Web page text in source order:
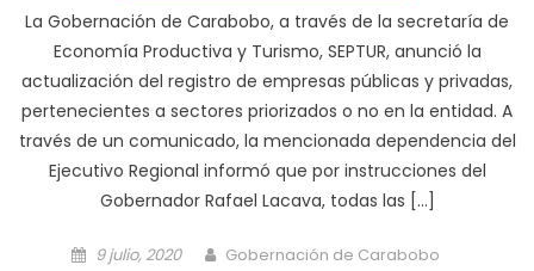
La Gobernación de Carabobo, a través de la secretaría de
Economía Productiva y Turismo, SEPTUR, anunció la
actualización del registro de empresas públicas y privadas,
pertenecientes a sectores priorizados o no en la entidad. A
través de un comunicado, la mencionada dependencia del
Ejecutivo Regional informó que por instrucciones del
Gobernador Rafael Lacava, todas las […]
Posted on
9 julio, 2020 Author
Gobernación de Carabobo